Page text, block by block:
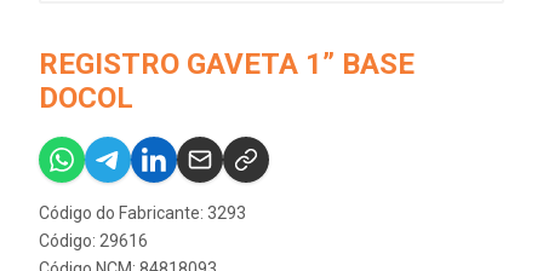
REGISTRO GAVETA 1” BASE
DOCOL
Código do Fabricante: 3293
Código: 29616